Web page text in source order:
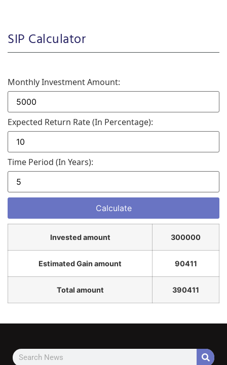
SIP Calculator
Monthly Investment Amount:
Expected Return Rate (in Percentage):
Time Period (in Years):
Invested amount 300000
Estimated Gain amount 90411
Total amount 390411